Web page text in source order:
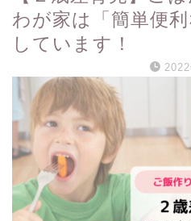
わが家は「簡単便
しています！